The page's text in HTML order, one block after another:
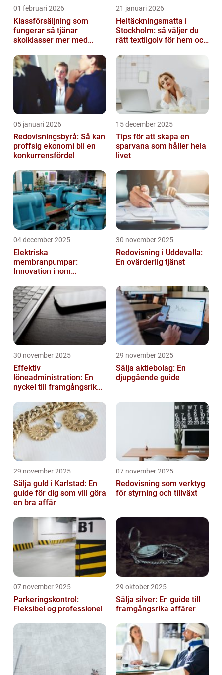
01 februari 2026
Klassförsäljning som
fungerar så tjänar
skolklasser mer med
21 januari 2026
Heltäckningsmatta i
Stockholm: så väljer du
rätt textilgolv för hem och
05 januari 2026
Redovisningsbyrå: Så kan
proffsig ekonomi bli en
konkurrensfördel
15 december 2025
Tips för att skapa en
sparvana som håller hela
livet
04 december 2025
Elektriska
membranpumpar:
Innovation inom
30 november 2025
Redovisning i Uddevalla:
En ovärderlig tjänst
30 november 2025
Effektiv
löneadministration: En
nyckel till framgångsrika
29 november 2025
Sälja aktiebolag: En
djupgående guide
29 november 2025
Sälja guld i Karlstad: En
guide för dig som vill göra
en bra affär
07 november 2025
Redovisning som verktyg
för styrning och tillväxt
07 november 2025
Parkeringskontrol:
Fleksibel og professionel
29 oktober 2025
Sälja silver: En guide till
framgångsrika affärer